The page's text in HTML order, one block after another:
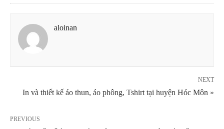
aloinan
NEXT
In và thiết kế áo thun, áo phông, Tshirt tại huyện Hóc Môn »
PREVIOUS